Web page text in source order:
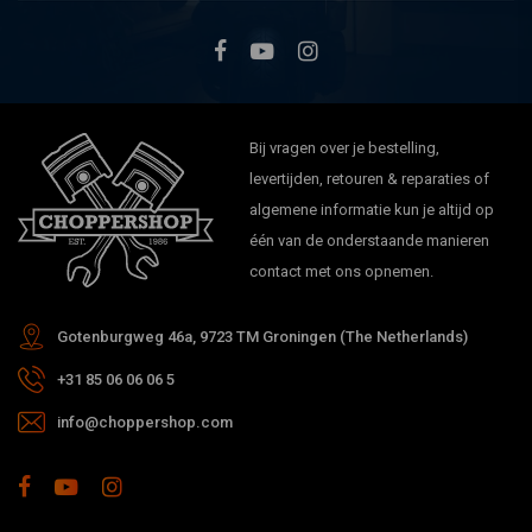
Bij vragen over je bestelling,
levertijden, retouren & reparaties of
algemene informatie kun je altijd op
één van de onderstaande manieren
contact met ons opnemen.
Gotenburgweg 46a, 9723 TM Groningen (The Netherlands)
+31 85 06 06 06 5
info@choppershop.com